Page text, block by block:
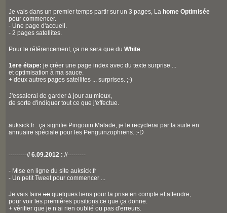
Je vais dans un premier temps partir sur un 3 pages, La home Optimisée
pour commencer.
- Une page d'accueil.
- 2 pages satellites.
Pour le référencement, ça ne sera que du White.
1ere étape: je créer une page index avec du texte surprise ...
et optimisation à ma sauce.
+ deux autres pages satellites ... surprises. ;-)
J'essaierai de garder à jour au mieux,
de sorte d'indiquer tout ce que j'effectue.
auksick.fr : ça signifie Pingouin Malade, je le recyclerai par la suite en
annuaire spéciale pour les Penguinzophrens. :-D
---------//6.09.2012 : //---------
- Mise en ligne du site auksick.fr
- Un petit Tweet pour commencer ...
Je vais faire un quelques liens pour la prise en compte et attendre,
pour voir les premières positions ce que ça donne.
+ vérifier que je n’ai rien oublié ou pas d'erreurs.